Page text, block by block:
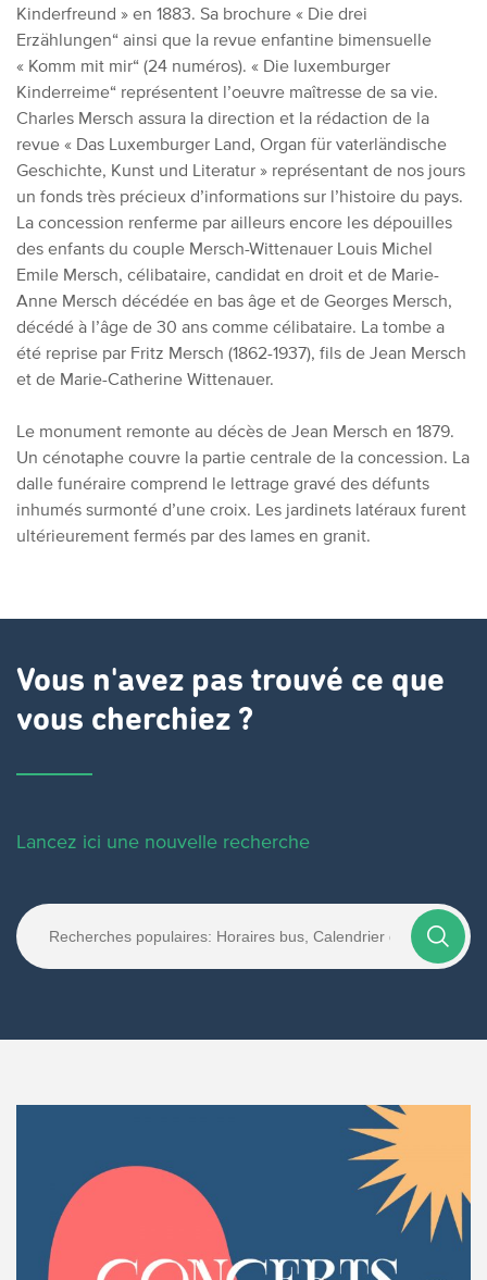
Kinderfreund » en 1883. Sa brochure « Die drei
Erzählungen“ ainsi que la revue enfantine bimensuelle
« Komm mit mir“ (24 numéros). « Die luxemburger
Kinderreime“ représentent l’oeuvre maîtresse de sa vie.
Charles Mersch assura la direction et la rédaction de la
revue « Das Luxemburger Land, Organ für vaterländische
Geschichte, Kunst und Literatur » représentant de nos jours
un fonds très précieux d’informations sur l’histoire du pays.
La concession renferme par ailleurs encore les dépouilles
des enfants du couple Mersch-Wittenauer Louis Michel
Emile Mersch, célibataire, candidat en droit et de Marie-
Anne Mersch décédée en bas âge et de Georges Mersch,
décédé à l’âge de 30 ans comme célibataire. La tombe a
été reprise par Fritz Mersch (1862-1937), fils de Jean Mersch
et de Marie-Catherine Wittenauer.
Le monument remonte au décès de Jean Mersch en 1879.
Un cénotaphe couvre la partie centrale de la concession. La
dalle funéraire comprend le lettrage gravé des défunts
inhumés surmonté d’une croix. Les jardinets latéraux furent
ultérieurement fermés par des lames en granit.
Vous n'avez pas trouvé ce que
vous cherchiez ?
Lancez ici une nouvelle recherche